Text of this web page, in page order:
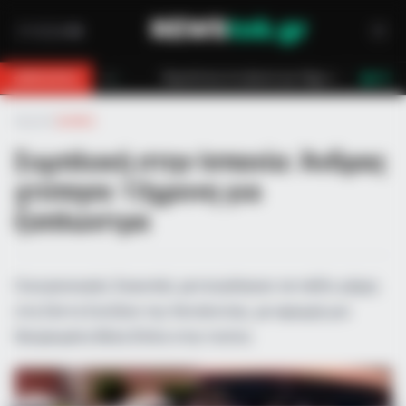
Συμπλοκή στην Ισπανία: Άνδρας
χτύπησε 13χρονη για
ξαπλώστρα